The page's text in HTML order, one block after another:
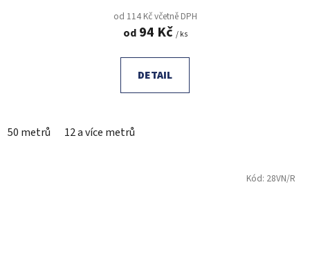
od 114 Kč včetně DPH
od94 Kč / ks
DETAIL
50 metrů 12 a více metrů
Kód: 28VN/R